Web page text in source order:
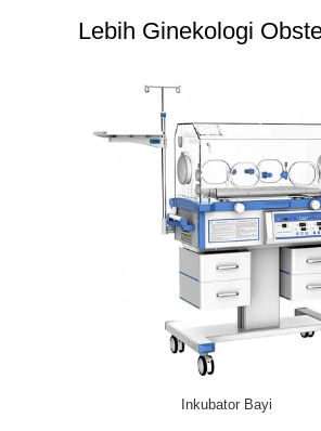
Lebih Ginekologi
Inkubator Bayi